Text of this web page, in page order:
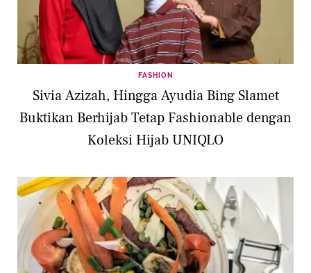
FASHION
Sivia Azizah, Hingga Ayudia Bing Slamet
Buktikan Berhijab Tetap Fashionable dengan
Koleksi Hijab UNIQLO